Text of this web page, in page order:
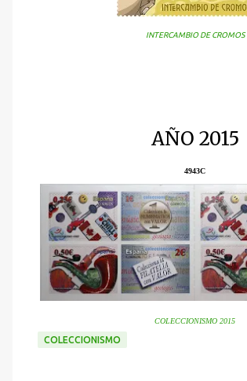
INTERCAMBIO DE CROMOS
AÑO 2015
4943C
COLECCIONISMO 2015
COLECCIONISMO